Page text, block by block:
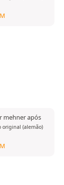
mehner após
original (alemão)